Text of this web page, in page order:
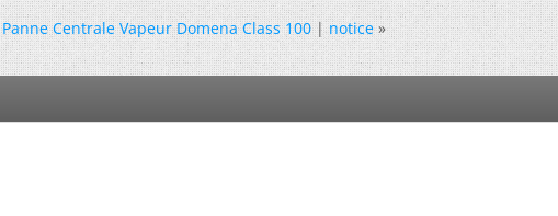
Panne Centrale Vapeur Domena Class 100|notice »